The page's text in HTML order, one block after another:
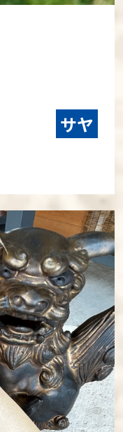
サヤ